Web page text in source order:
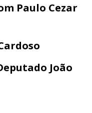
Paulo Cezar
João